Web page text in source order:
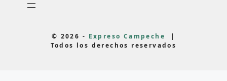
© 2026 - Expreso Campeche
|
Todos los derechos reservados